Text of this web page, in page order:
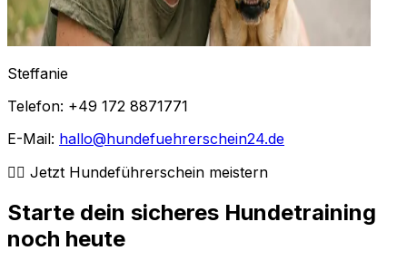
Steffanie
Telefon: +49 172 8871771
E-Mail: hallo@hundefuehrerschein24.de
🐕‍🦺 Jetzt Hundeführerschein meistern
Starte dein sicheres Hundetraining
noch heute